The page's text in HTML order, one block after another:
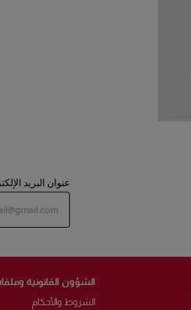
عنوان البريد
الشؤون القانونية
الشروط والأحكام